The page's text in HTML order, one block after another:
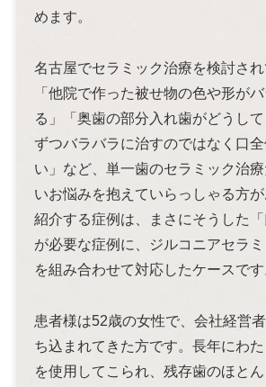
めます。
名古屋でセラミック治療を検討され
「他院で作った被せ物の色や形が
る」「奥歯の部分入れ歯がどうし
ずつバラバラに治すのではなく口
い」など、単一歯のセラミック治
いお悩みを抱えていらっしゃる方
紹介する症例は、まさにそうした「
が必要な症例に、ジルコニアセラ
を組み合わせて対応したケースです
患者様は52歳の女性で、会社経営
ち込まれてきた方です。長年にわ
を使用してこられ、残存歯のほと